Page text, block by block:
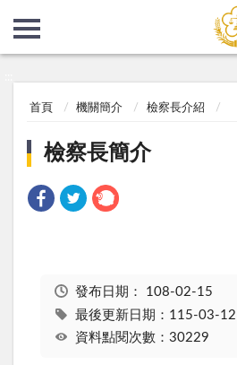
首頁 機關簡介 檢察長介紹
檢察長簡介
發布日期： 108-02-15
最後更新日期：115-03-12
資料點閱次數：30229